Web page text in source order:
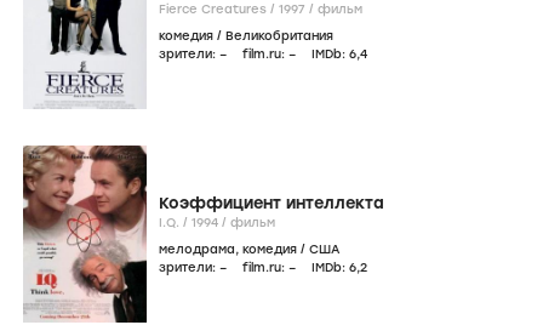
Fierce Creatures / 1997 / фильм
комедия / Великобритания
зрители: – film.ru: – IMDb: 6,4
Коэффициент интеллекта
I.Q. / 1994 / фильм
мелодрама, комедия / США
зрители: – film.ru: – IMDb: 6,2